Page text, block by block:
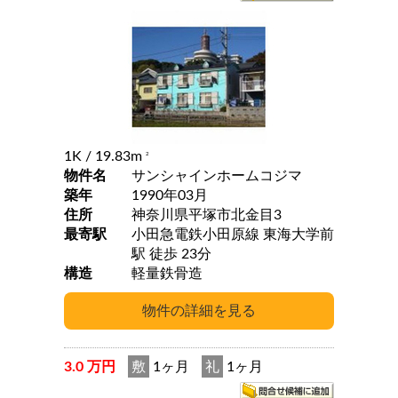
1K / 19.83m 2
物件名
サンシャインホームコジマ
築年
1990年03月
住所
神奈川県平塚市北金目3
最寄駅
小田急電鉄小田原線 東海大学前
駅 徒歩 23分
構造
軽量鉄骨造
3.0 万円 敷 1ヶ月 礼 1ヶ月